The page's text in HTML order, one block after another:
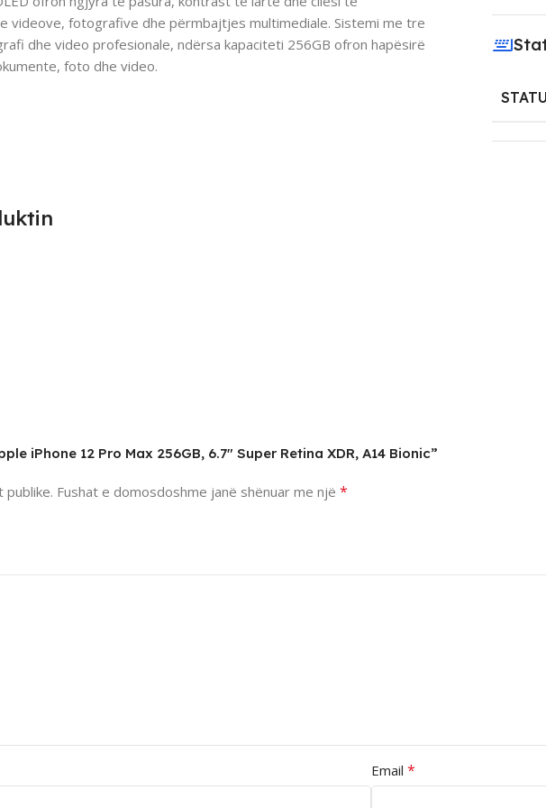
videove, fotografive dhe përmbajtjes multimediale. Sistemi me tre
dhe video profesionale, ndërsa kapaciteti 256GB ofron hapësirë
foto dhe video.
iPhone 12 Pro Max 256GB, 6.7″ Super Retina XDR, A14 Bionic”
publike. Fushat e domosdoshme janë shënuar me një *
Email *